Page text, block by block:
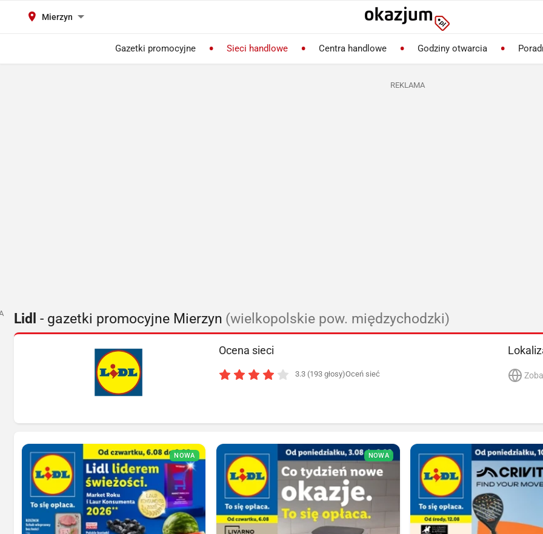
Mierzyn
Gazetki promocyjne Sieci handlowe Centra handlowe Godziny otwarcia
REKLAMA
Lidl - gazetki promocyjne Mierzyn (wielkopolskie pow. międzychodzki)
Ocena sieci
3.3 (193 głosy)Oceń sieć
NOWA NOWA